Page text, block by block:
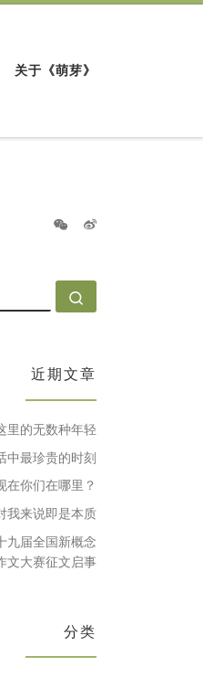
关于《萌芽》
SEARCH
近期文章
里的无数种年轻
中最珍贵的时刻
在你们在哪里？
我来说即是本质
九届全国新概念
文大赛征文启事
分类